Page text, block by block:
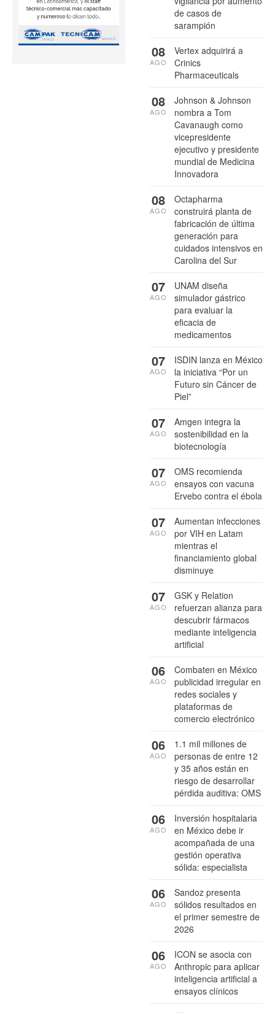
de casos de
sarampión
Vertex adquirirá a
Crinics
Pharmaceuticals
08
AGO
Johnson & Johnson
nombra a Tom
Cavanaugh como
vicepresidente
ejecutivo y presidente
mundial de Medicina
Innovadora
08
AGO
Octapharma
construirá planta de
fabricación de última
generación para
cuidados intensivos en
Carolina del Sur
08
AGO
UNAM diseña
simulador gástrico
para evaluar la
eficacia de
medicamentos
07
AGO
ISDIN lanza en México
la iniciativa “Por un
Futuro sin Cáncer de
Piel”
07
AGO
Amgen integra la
sostenibilidad en la
biotecnología
07
AGO
OMS recomienda
ensayos con vacuna
Ervebo contra el ébola
07
AGO
Aumentan infecciones
por VIH en Latam
mientras el
financiamiento global
disminuye
07
AGO
GSK y Relation
refuerzan alianza para
descubrir fármacos
mediante inteligencia
artificial
07
AGO
Combaten en México
publicidad irregular en
redes sociales y
plataformas de
comercio electrónico
06
AGO
1.1 mil millones de
personas de entre 12
y 35 años están en
riesgo de desarrollar
pérdida auditiva: OMS
06
AGO
Inversión hospitalaria
en México debe ir
acompañada de una
gestión operativa
sólida: especialista
06
AGO
Sandoz presenta
sólidos resultados en
el primer semestre de
2026
06
AGO
ICON se asocia con
Anthropic para aplicar
inteligencia artificial a
ensayos clínicos
06
AGO